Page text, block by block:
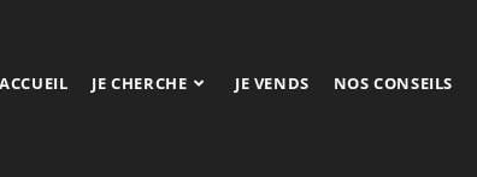
ACCUEIL JE CHERCHE JE VENDS NOS CONSEILS